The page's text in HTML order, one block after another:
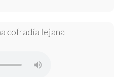
cofradía lejana